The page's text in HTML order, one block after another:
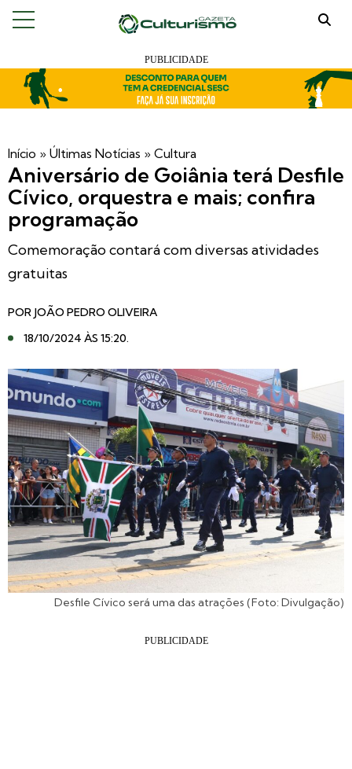
Início » Últimas Notícias » Cultura
Aniversário de Goiânia terá Desfile
Cívico, orquestra e mais; confira
programação
Comemoração contará com diversas atividades
gratuitas
POR JOÃO PEDRO OLIVEIRA
18/10/2024 ÀS 15:20.
Desfile Cívico será uma das atrações (Foto: Divulgação)